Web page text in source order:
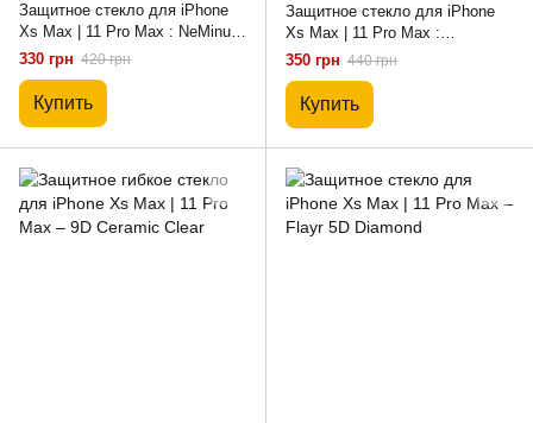
Защитное стекло для iPhone
Xs Max | 11 Pro Max : NeMinute
(ESD) Anti-Static
330 грн 420 грн
Купить
Защитное стекло для iPhone
Xs Max | 11 Pro Max :
антишпион NeMinute (Privacy)
350 грн 440 грн
Купить